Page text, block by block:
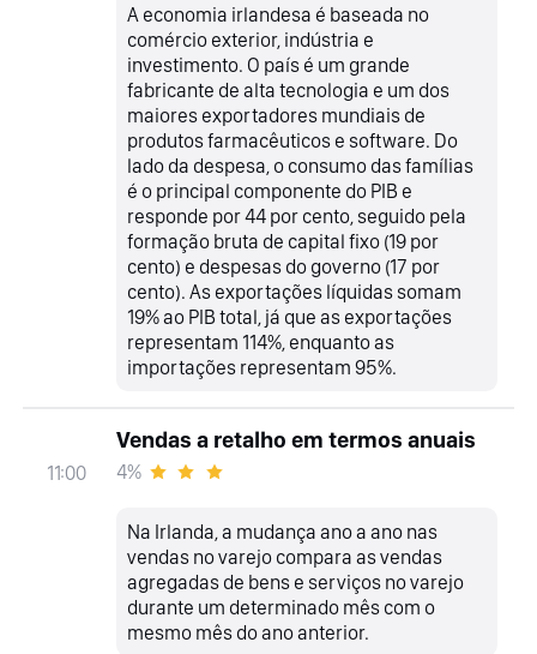
A economia irlandesa é baseada no
comércio exterior, indústria e
investimento. O país é um grande
fabricante de alta tecnologia e um dos
maiores exportadores mundiais de
produtos farmacêuticos e software. Do
lado da despesa, o consumo das famílias
é o principal componente do PIB e
responde por 44 por cento, seguido pela
formação bruta de capital fixo (19 por
cento) e despesas do governo (17 por
cento). As exportações líquidas somam
19% ao PIB total, já que as exportações
representam 114%, enquanto as
importações representam 95%.
11:00
Vendas a retalho em termos anuais
4%
Na Irlanda, a mudança ano a ano nas
vendas no varejo compara as vendas
agregadas de bens e serviços no varejo
durante um determinado mês com o
mesmo mês do ano anterior.